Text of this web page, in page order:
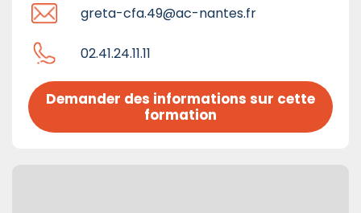
greta-cfa.49@ac-nantes.fr
02.41.24.11.11
Demander des informations sur cette
formation